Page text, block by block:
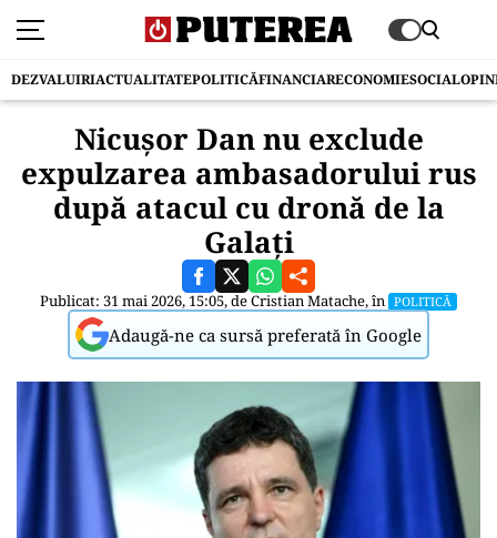
DEZVALUIRIACTUALITATEPOLITICĂFINANCIARECONOMIESOCIAL
Nicușor Dan nu exclude
expulzarea ambasadorului rus
după atacul cu dronă de la
Galați
Publicat: 31 mai 2026, 15:05, deCristian Matache, în POLITICĂ
Adaugă-ne ca sursă preferată în Google